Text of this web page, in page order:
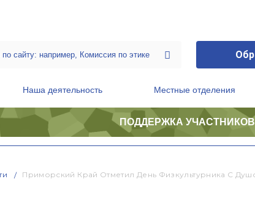
Наша деятельность Местные отделения
ПОДДЕРЖКА
Приморский Край Отметил День Физкультурника С